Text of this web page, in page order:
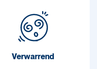
Verwarrend